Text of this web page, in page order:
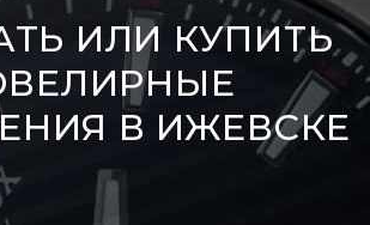
ИЛИ КУПИТЬ
В ИЖЕВСКЕ